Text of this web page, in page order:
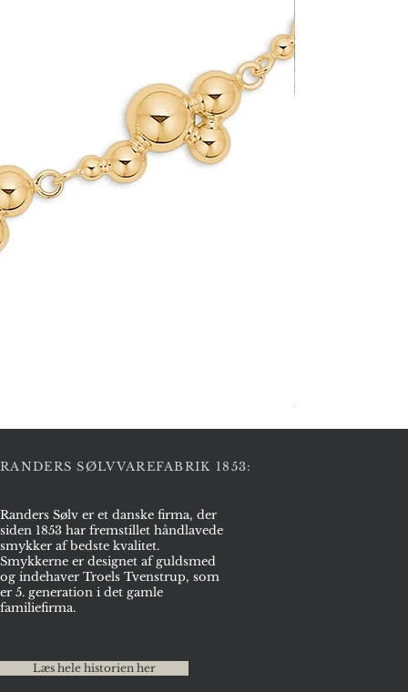
RANDERS SØLVVAREFABRIK 1853:
Randers Sølv er et danske firma, der
siden 1853 har fremstillet håndlavede
smykker af bedste kvalitet.
Smykkerne er designet af guldsmed
og indehaver Troels Tvenstrup, som
er 5. generation i det gamle
familiefirma.
Læs hele historien her